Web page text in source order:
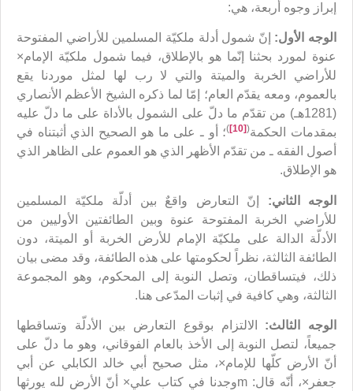
إبراز وجوه أربعة، هي:
الوجه الأول: إنّ شمول أدلة ملكيّة المسلمين للأراضي المفتوحة
عنوة لمورد بحثنا إنّما هو بالإطلاق، فيما شمول ملكيّة الإمام×
للأراضي الخربة والميتة والتي لا رب لها لمثل موردنا يقع
بالعموم، ومعه يقدّم العام؛ إمّا لما ذكره الشيخ الأعظم الأنصاري
(1281هـ) من تقدّم ما دلّ على الشمول بالأداة على ما دلّ عليه
بمقدمات الحكمة(
[10]
)؛ أو ـ على ما هو الصحيح الذي أثبتناه في
أصول الفقه ـ من تقدّم الأظهر الذي هو العموم على الظاهر الذي
هو الإطلاق.
الوجه الثاني: إنّ التعارض واقعٌ بين أدلّة ملكيّة المسلمين
للأراضي الخربة المفتوحة عنوة وبين الطائفتين الأوليين من
الأدلّة الدالة على ملكيّة الإمام للأرض الخربة أو الميتة، دون
الطائفة الثالثة، نظراً لحكومتها على هذه الطائفة، وقد مضى بيان
ذلك، فيتساقطان، وتصل النوبة إلى المحكوم، وهو المجموعة
الثالثة، وهي كافية في إثبات المدّعى هنا.
الوجه الثالث: الالتزام بوقوع التعارض بين الأدلّة وتساقطها
جميعاً، لتصل النوبة إلى الأخذ بالعام الفوقاني، وهو ما دلّ على
أنّ الأرض كلّها للإمام×، مثل صحيح أبي خالد الكابلي عن أبي
جعفر×، أنّه قال: mوجدنا في كتاب علي× أنّ الأرض لله يورثها